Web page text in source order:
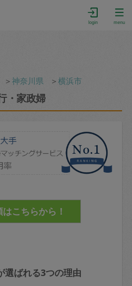
login menu
＞神奈川県 ＞横浜市
・家政婦
選ばれる3つの理由